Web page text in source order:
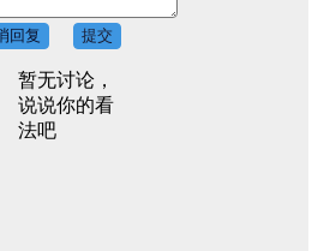
回复 提交
暂无讨论，
说说你的看
法吧